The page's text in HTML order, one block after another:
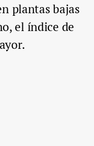
plantas bajas
el índice de